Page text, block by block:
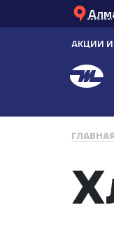
АКЦИИ
ГЛАВНАЯ